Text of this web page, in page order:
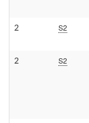
2 S2
2 S2